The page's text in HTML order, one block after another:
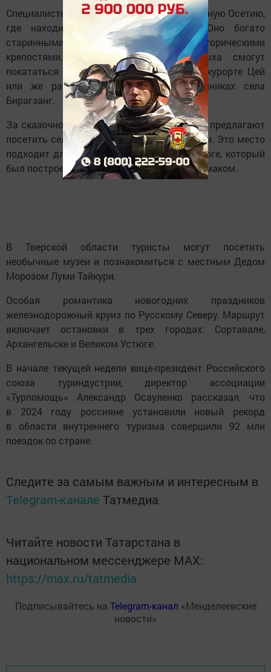
Специалисты отметили к посещению Северную Осетию,
где находится Куртатинское ущелье. Оно богато
старинными поселениями и историческими
крепостями. Любители активного отдыха смогут
покататься на лыжах или сноуборде на курорте Цей
или же расслабиться в горячих источниках села
Бирагзанг.
За сказочной атмосферой эксперты также предлагают
посетить село Абалак в Тюменской области. Это место
подходит для встречи Нового года в остроге, который
был построен в эпоху покорения Сибири Ермаком.
В Тверской области туристы могут посетить
необычные музеи и познакомиться с местным Дедом
Морозом Луми Тайкури.
Особая романтика новогодних праздников
железнодорожный круиз по Русскому Северу. Маршрут
включает остановки в трех городах: Сортавале,
Архангельске и Великом Устюге.
В начале текущей недели вице-президент Российского
союза туриндустрии, директор ассоциации
«Турпомощь» Александр Осауленко рассказал, что
в 2024 году россияне установили новый рекорд
в области внутреннего туризма совершили 92 млн
поездок по стране.
Следите за самым важным и интересным в
Telegram-канале Татмедиа
Читайте новости Татарстана в
национальном мессенджере MАХ:
https://max.ru/tatmedia
Подписывайтесь на Telegram-канал «Менделеевские
новости»